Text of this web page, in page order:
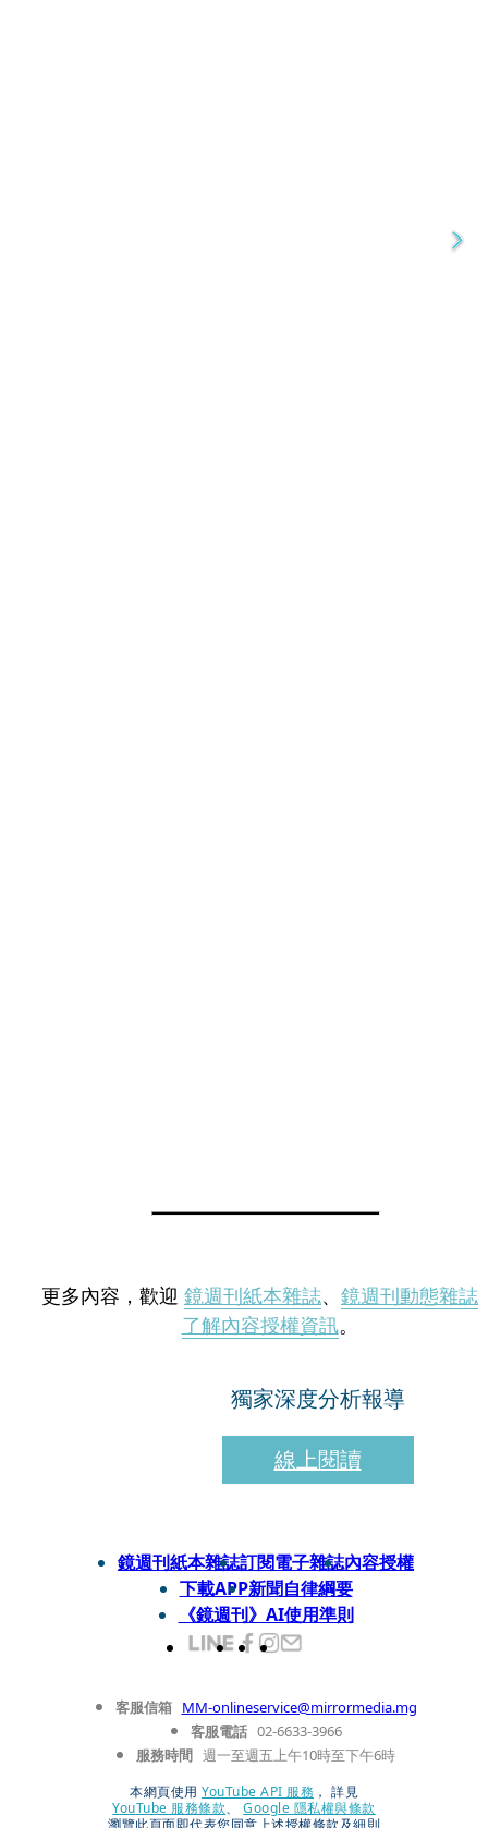
更多內容，歡迎 鏡週刊紙本雜誌、 鏡週刊動態雜誌
了解內容授權資訊。
獨家深度分析報導
線上閱讀
鏡週刊紙本雜誌訂閱電子雜誌內容授權
下載APP新聞自律綱要
《鏡週刊》AI使用準則
客服信箱 MM-onlineservice@mirrormedia.mg
客服電話 02-6633-3966
服務時間 週一至週五上午10時至下午6時
本網頁使用 YouTube API 服務 ， 詳見
YouTube 服務條款、
Google 隱私權與條款
瀏覽此頁面即代表您同意上述授權條款及細則